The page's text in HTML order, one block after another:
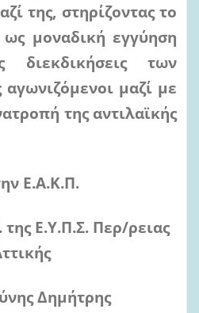
της, στηρίζοντας το
ως μοναδική εγγύηση
διεκδικήσεις των
μαζί με
της αντιλαϊκής
Ε.Α.Κ.Π.
Ε.Υ.Π.Σ. Περ/ρειας
Δημήτρης